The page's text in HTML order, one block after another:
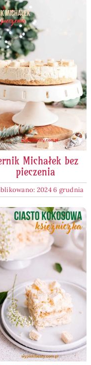
Michałek bez
pieczenia
2024 6 grudnia